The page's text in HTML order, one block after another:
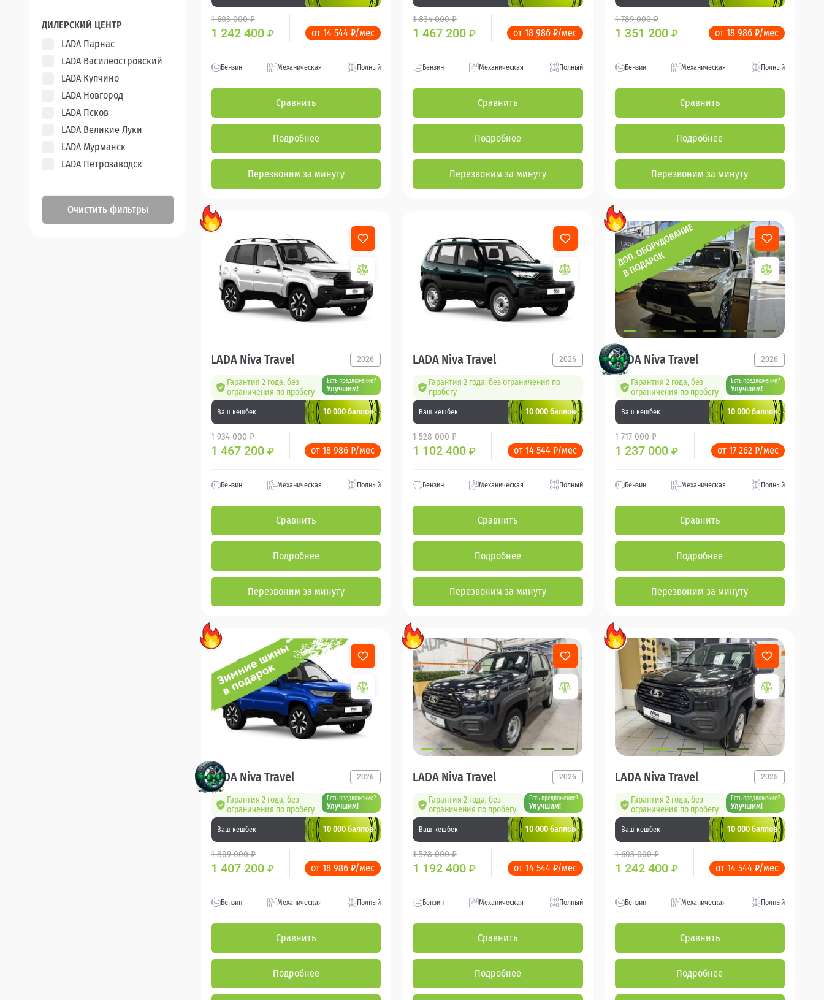
ДИЛЕРСКИЙ ЦЕНТР
LADA Парнас
LADA Василеостровский
LADA Купчино
LADA Новгород
LADA Псков
LADA Великие Луки
LADA Мурманск
LADA Петрозаводск
Очистить фильтры
1 603 000 ₽
1 242 400 ₽ от 14 544 ₽/мес
Бензин Механическая Полный
Сравнить
Подробнее
Перезвоним за минуту
1 834 000 ₽
1 467 200₽ от 18 986 ₽/мес
Бензин Механическая Полный
Сравнить
Подробнее
Перезвоним за минуту
1 789 000 ₽
1 351 200 ₽ от 18 986 ₽/мес
Бензин Механическая Полный
Сравнить
Подробнее
Перезвоним за минуту
LADA Niva Travel 2026
Гарантия 2 года, без
ограничения по пробегу
Есть предложение?
Улучшим!
Ваш кешбек 10 000 баллов
1 934 000 ₽
1 467 200 ₽ от 18 986 ₽/мес
Бензин Механическая Полный
Сравнить
Подробнее
Перезвоним за минуту
LADA Niva Travel 2026
Гарантия 2 года, без ограничения по
пробегу
Ваш кешбек 10 000 баллов
1 528 000 ₽
1 102 400₽ от 14 544 ₽/мес
Бензин Механическая Полный
Сравнить
Подробнее
Перезвоним за минуту
LADA Niva Travel 2026
Гарантия 2 года, без
ограничения по пробегу
Есть предложение?
Улучшим!
Ваш кешбек 10 000 баллов
1 717 000 ₽
1 237 000 ₽ от 17 262 ₽/мес
Бензин Механическая Полный
Сравнить
Подробнее
Перезвоним за минуту
LADA Niva Travel 2026
Гарантия 2 года, без
ограничения по пробегу
Есть предложение?
Улучшим!
Ваш кешбек 10 000 баллов
1 809 000 ₽
1 407 200 ₽ от 18 986 ₽/мес
Бензин Механическая Полный
Сравнить
Подробнее
LADA Niva Travel 2026
Гарантия 2 года, без
ограничения по пробегу
Есть предложение?
Улучшим!
Ваш кешбек 10 000 баллов
1 528 000 ₽
1 192 400₽ от 14 544 ₽/мес
Бензин Механическая Полный
Сравнить
Подробнее
LADA Niva Travel 2025
Гарантия 2 года, без
ограничения по пробегу
Есть предложение?
Улучшим!
Ваш кешбек 10 000 баллов
1 603 000 ₽
1 242 400 ₽ от 14 544 ₽/мес
Бензин Механическая Полный
Сравнить
Подробнее